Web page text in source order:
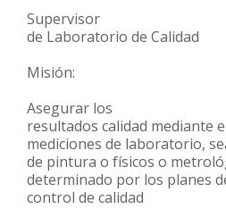
Supervisor
de Laboratorio de Calidad
Misión:
Asegurar los
resultados calidad mediante
mediciones de laboratorio,
de pintura o físicos o
determinado por los planes
control de calidad